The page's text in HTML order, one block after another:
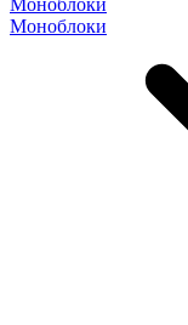
Моноблоки
Моноблоки